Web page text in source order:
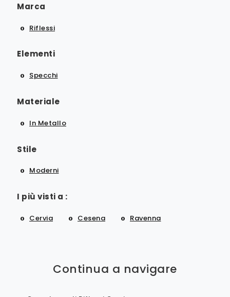
Marca
Riflessi
Elementi
Specchi
Materiale
In Metallo
Stile
Moderni
I più visti a :
Cervia Cesena Ravenna
Continua a navigare